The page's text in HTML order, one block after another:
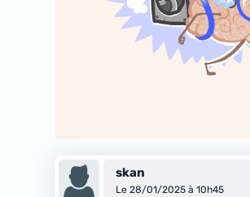
skan
Le 28/01/2025 à 10h45